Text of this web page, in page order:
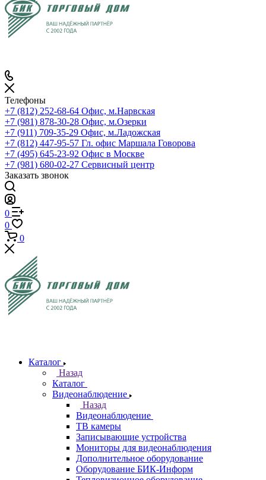
Телефоны
+7 (812) 252-68-64 Офис, м.Нарвская
+7 (981) 878-30-28 Офис, м.Озерки
+7 (911) 709-35-29 Офис, м.Ладожская
+7 (812) 447-95-57 Гл. офис Маршала Говорова
+7 (495) 645-23-92 Офис в Москве
+7 (981) 680-02-27 Сервисный центр
Заказать звонок
0
0
0
Каталог
Назад
Каталог
Видеонаблюдение
Назад
Видеонаблюдение
ТВ камеры
Записывающие устройства
Мониторы для видеонаблюдения
Дополнительное оборудование
Оборудование БИК-Информ